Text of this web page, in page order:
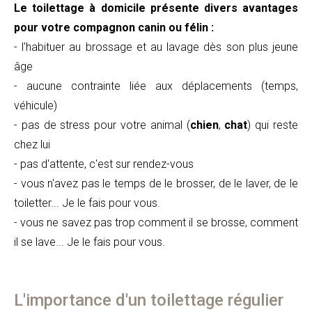
Le toilettage à domicile présente divers avantages
pour votre compagnon canin ou félin :
- l'habituer au brossage et au lavage dès son plus jeune
âge
- aucune contrainte liée aux déplacements (temps,
véhicule)
- pas de stress pour votre animal (chien, chat) qui reste
chez lui
- pas d'attente, c'est sur rendez-vous
- vous n'avez pas le temps de le brosser, de le laver, de le
toiletter... Je le fais pour vous.
- vous ne savez pas trop comment il se brosse, comment
il se lave... Je le fais pour vous.
L'importance d'un toilettage régulier